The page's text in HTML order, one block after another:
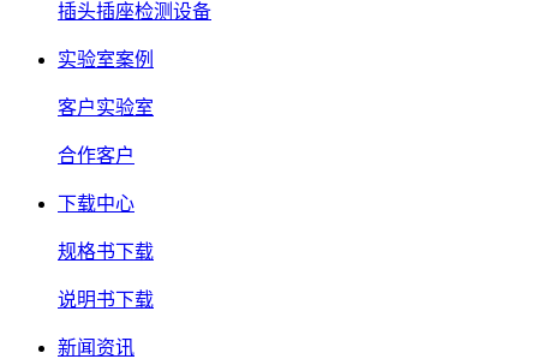
插头插座检测设备
实验室案例
客户实验室
合作客户
下载中心
规格书下载
说明书下载
新闻资讯